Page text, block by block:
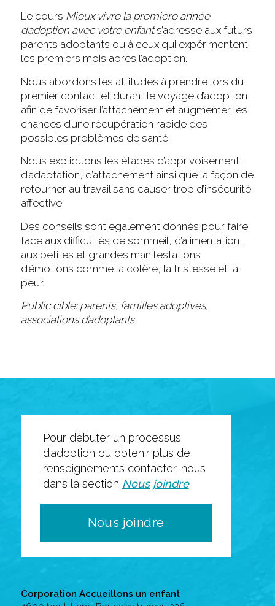
Le cours Mieux vivre la première année
d’adoption avec votre enfants’adresse aux futurs
parents adoptants ou à ceux qui expérimentent
les premiers mois après l’adoption.
Nous abordons les attitudes à prendre lors du
premier contact et durant le voyage d’adoption
afin de favoriser l’attachement et augmenter les
chances d’une récupération rapide des
possibles problèmes de santé.
Nous expliquons les étapes d’apprivoisement,
d’adaptation, d’attachement ainsi que la façon de
retourner au travail sans causer trop d’insécurité
affective.
Des conseils sont également donnés pour faire
face aux difficultés de sommeil, d’alimentation,
aux petites et grandes manifestations
d’émotions comme la colère, la tristesse et la
peur.
Public cible: parents, familles adoptives,
associations d’adoptants
Pour débuter un processus
d’adoption ou obtenir plus de
renseignements contacter-nous
dans la section Nous joindre
Nous joindre
Corporation Accueillons un enfant